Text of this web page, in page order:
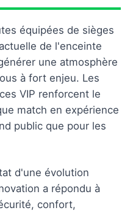
équipées de sièges
de l'enceinte
une atmosphère
à fort enjeu. Les
VIP renforcent le
match en expérience
public que pour les
d'une évolution
a répondu à
confort,